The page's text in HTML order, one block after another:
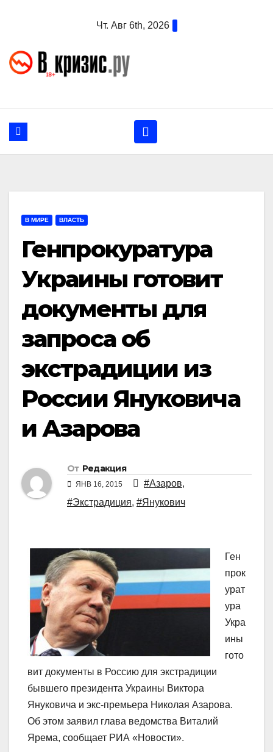
Чт. Авг 6th, 2026
В МИРЕ ВЛАСТЬ
Генпрокуратура
Украины готовит
документы для
запроса об
экстрадиции из
России Януковича
и Азарова
От Редакция
ЯНВ 16, 2015 #Азаров,
#Экстрадиция, #Янукович
Ген
прок
урат
ура
Укра
ины
гото
вит документы в Россию для экстрадиции
бывшего президента Украины Виктора
Януковича и экс-премьера Николая Азарова.
Об этом заявил глава ведомства Виталий
Ярема, сообщает РИА «Новости».